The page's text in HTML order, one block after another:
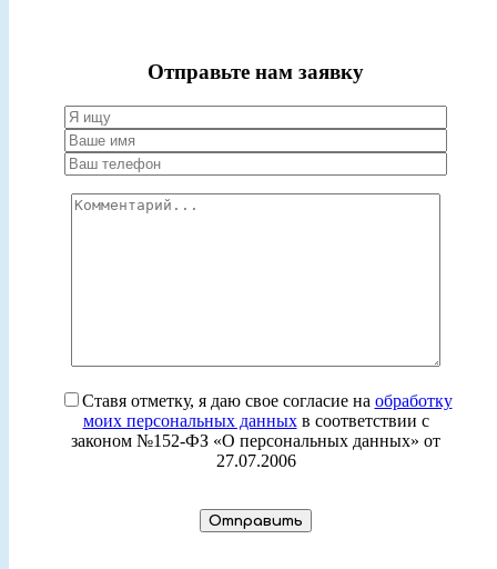
Отправьте нам заявку
Ставя отметку, я даю свое согласие на обработку
моих персональных данныхв соответствии с
законом №152-ФЗ «О персональных данных» от
27.07.2006